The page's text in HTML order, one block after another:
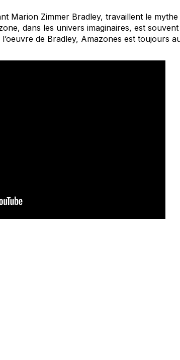
Marion Zimmer Bradley, travaillent le
dans les univers imaginaires, est
de Bradley, Amazones est toujours